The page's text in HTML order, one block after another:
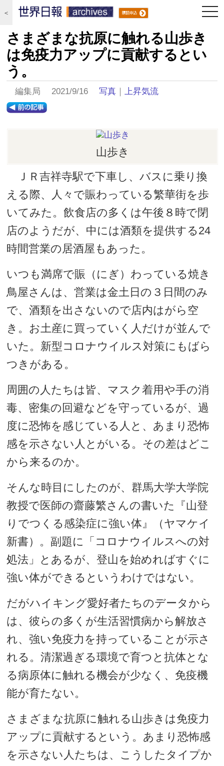
＜
さまざまな抗原に触れる山歩き
は免疫力アップに貢献するとい
う。
編集局 2021/9/16写真 ｜上昇気流
山歩き
ＪＲ吉祥寺駅で下車し、バスに乗り換
える際、人々で賑わっている繁華街を歩
いてみた。飲食店の多くは午後８時で閉
店のようだが、中には酒類を提供する24
時間営業の居酒屋もあった。
いつも満席で賑（にぎ）わっている焼き
鳥屋さんは、営業は金土日の３日間のみ
で、酒類を出さないので店内はがら空
き。お土産に買っていく人だけが並んで
いた。新型コロナウイルス対策にもばら
つきがある。
周囲の人たちは皆、マスク着用や手の消
毒、密集の回避などを守っているが、過
度に恐怖を感じている人と、あまり恐怖
感を示さない人とがいる。その差はどこ
から来るのか。
そんな時目にしたのが、群馬大学大学院
教授で医師の齋藤繁さんの書いた『山登
りでつくる感染症に強い体』（ヤマケイ
新書）。副題に「コロナウイルスへの対
処法」とあるが、登山を始めればすぐに
強い体ができるというわけではない。
だがハイキング愛好者たちのデータから
は、彼らの多くが生活習慣病から解放さ
れ、強い免疫力を持っていることが示さ
れる。清潔過ぎる環境で育つと抗体とな
る病原体に触れる機会が少なく、免疫機
能が育たない。
さまざまな抗原に触れる山歩きは免疫力
アップに貢献するという。あまり恐怖感
を示さない人たちは、こうしたタイプか